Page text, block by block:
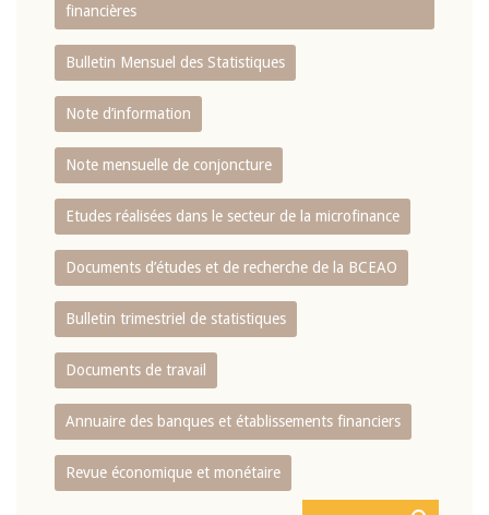
financières
Bulletin Mensuel des Statistiques
Note d’information
Note mensuelle de conjoncture
Etudes réalisées dans le secteur de la microfinance
Documents d’études et de recherche de la BCEAO
Bulletin trimestriel de statistiques
Documents de travail
Annuaire des banques et établissements financiers
Revue économique et monétaire